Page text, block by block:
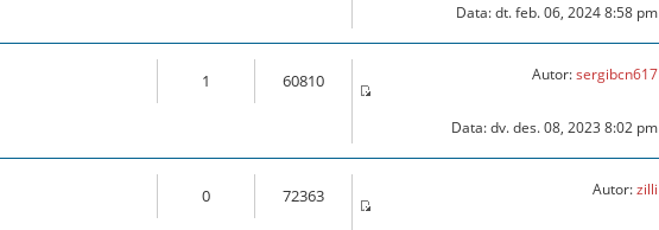
Data: dt. feb. 06, 2024 8:58 pm
1 60810 Autor:sergibcn617
Data: dv. des. 08, 2023 8:02 pm
0 72363 Autor:zilli